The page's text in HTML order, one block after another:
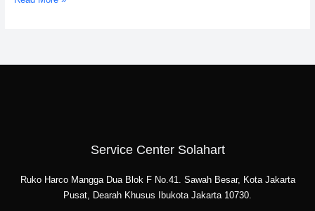
Service Center Solahart
Ruko Harco Mangga Dua Blok F No.41. Sawah Besar, Kota Jakarta
Pusat, Dearah Khusus Ibukota Jakarta 10730.